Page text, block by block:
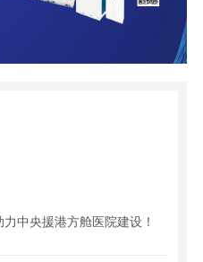
中央援港方舱医院建设！